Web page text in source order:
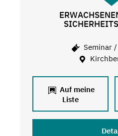
Seminar
Auf meine
Liste